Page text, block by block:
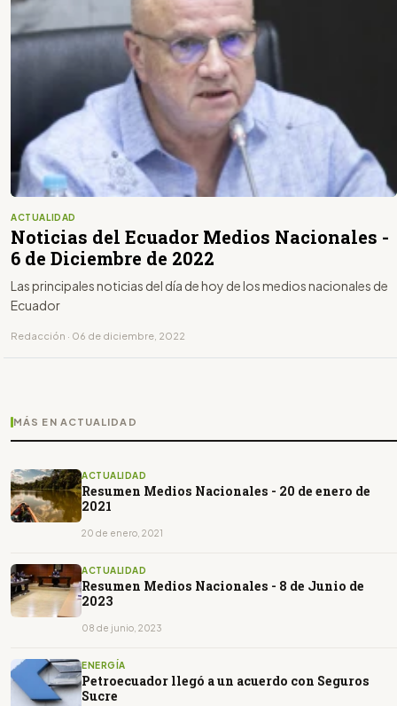
ACTUALIDAD
Noticias del Ecuador Medios Nacionales -
6 de Diciembre de 2022
Las principales noticias del día de hoy de los medios nacionales de
Ecuador
Redacción · 06 de diciembre, 2022
MÁS EN ACTUALIDAD
ACTUALIDAD
Resumen Medios Nacionales - 20 de enero de
2021
20 de enero, 2021
ACTUALIDAD
Resumen Medios Nacionales - 8 de Junio de
2023
08 de junio, 2023
ENERGÍA
Petroecuador llegó a un acuerdo con Seguros
Sucre